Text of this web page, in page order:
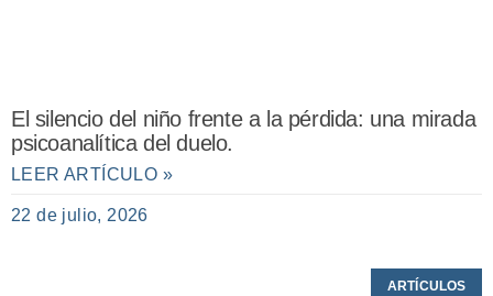
El silencio del niño frente a la pérdida: una mirada
psicoanalítica del duelo.
LEER ARTÍCULO »
22 de julio, 2026
ARTÍCULOS